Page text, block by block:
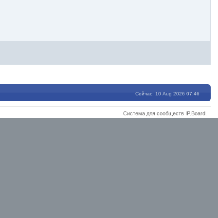
Сейчас: 10 Aug 2026 07:46
Система для сообществ IP.Board